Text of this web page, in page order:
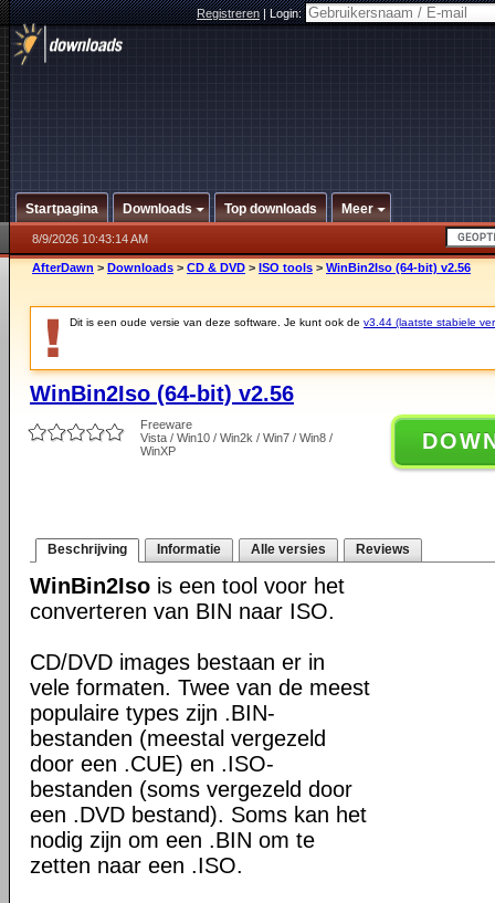
Registreren|Login:
Startpagina Downloads Top downloads Meer
8/9/2026 10:43:14 AM
AfterDawn > Downloads > CD & DVD > ISO tools > WinBin2Iso (64-bit) v2.56
Dit is een oude versie van deze software. Je kunt ook de v3.44 (laatste stabiele
WinBin2Iso (64-bit) v2.56
Freeware
Vista / Win10 / Win2k / Win7 / Win8 /
WinXP
Beschrijving Informatie Alle versies Reviews
WinBin2Iso is een tool voor het
converteren van BIN naar ISO.
CD/DVD images bestaan er in
vele formaten. Twee van de meest
populaire types zijn .BIN-
bestanden (meestal vergezeld
door een .CUE) en .ISO-
bestanden (soms vergezeld door
een .DVD bestand). Soms kan het
nodig zijn om een .BIN om te
zetten naar een .ISO.